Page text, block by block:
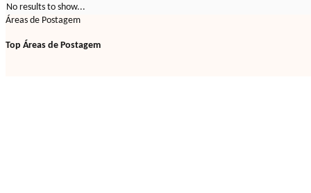
No results to show...
Áreas de Postagem
Top Áreas de Postagem